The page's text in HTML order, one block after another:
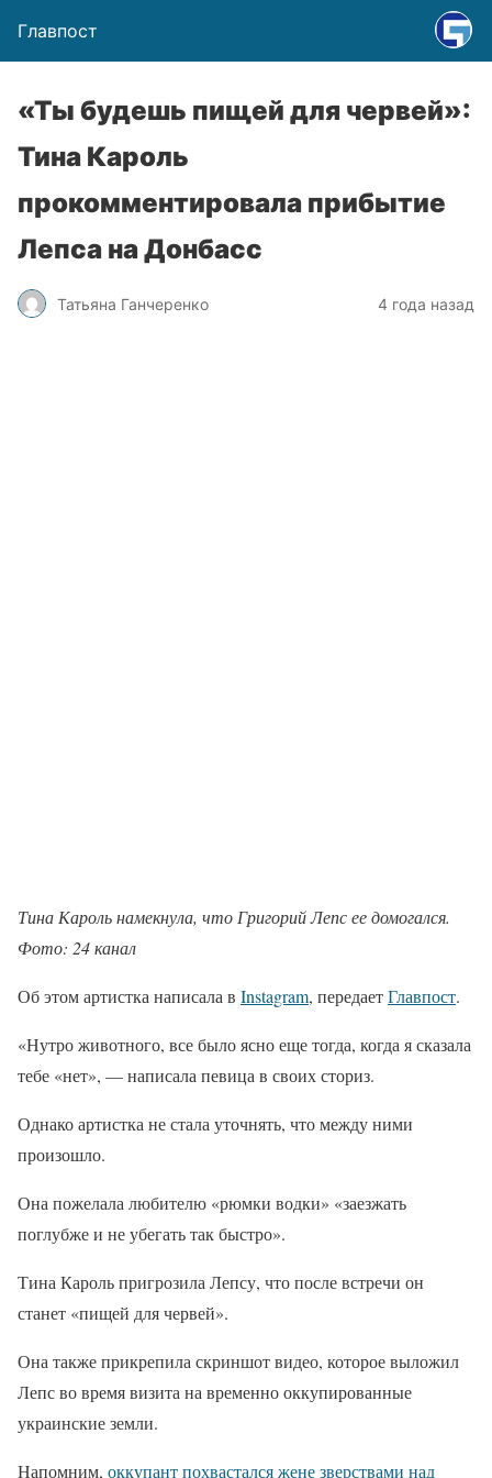
Главпост
«Ты будешь пищей для червей»:
Тина Кароль
прокомментировала прибытие
Лепса на Донбасс
Татьяна Ганчеренко 4 года назад
Тина Кароль намекнула, что Григорий Лепс ее домогался.
Фото: 24 канал
Об этом артистка написала в Instagram, передаетГлавпост.
«Нутро животного, все было ясно еще тогда, когда я сказала
тебе «нет», — написала певица в своих сториз.
Однако артистка не стала уточнять, что между ними
произошло.
Она пожелала любителю «рюмки водки» «заезжать
поглубже и не убегать так быстро».
Тина Кароль пригрозила Лепсу, что после встречи он
станет «пищей для червей».
Она также прикрепила скриншот видео, которое выложил
Лепс во время визита на временно оккупированные
украинские земли.
Напомним, оккупант похвастался жене зверствами над